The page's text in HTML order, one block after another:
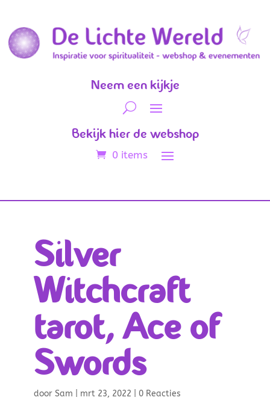
Neem een kijkje
Bekijk hier de webshop
0 items
Silver
Witchcraft
tarot, Ace of
Swords
door Sam mrt 23, 2022 0 Reacties